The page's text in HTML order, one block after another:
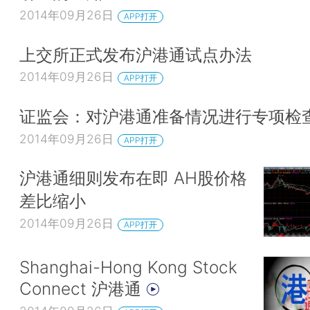
2014年09月26日 APP打开
上交所正式发布沪港通试点办法
2014年09月26日 APP打开
证监会：对沪港通准备情况进行专项检
2014年09月26日 APP打开
沪港通细则发布在即 AH股价格
差比缩小
2014年09月26日 APP打开
Shanghai-Hong Kong Stock
Connect 沪港通